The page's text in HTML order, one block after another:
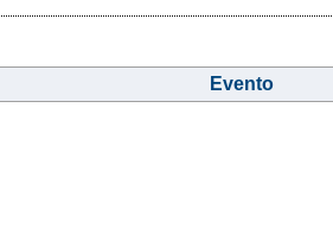
Evento